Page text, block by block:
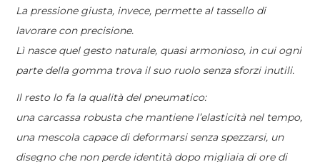
La pressione giusta, invece, permette al tassello di
lavorare con precisione.
Lì nasce quel gesto naturale, quasi armonioso, in cui ogni
parte della gomma trova il suo ruolo senza sforzi inutili.
Il resto lo fa la qualità del pneumatico:
una carcassa robusta che mantiene l’elasticità nel tempo,
una mescola capace di deformarsi senza spezzarsi, un
disegno che non perde identità dopo migliaia di ore di